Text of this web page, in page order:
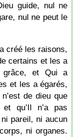
guide, nul ne
nul ne peut le
créé les raisons,
certains et les a
et Qui a
et les a égarés,
de dieu que
qu’Il n’a pas
ni pareil, ni aucun
ni organes.